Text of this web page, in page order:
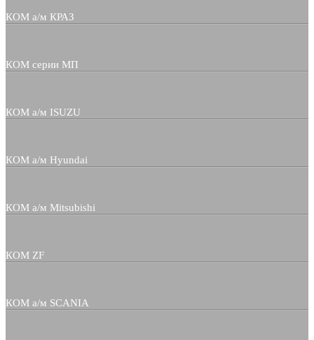
КОМ а/м КРАЗ
КОМ серии МП
КОМ а/м ISUZU
КОМ а/м Hyundai
КОМ а/м Mitsubishi
КОМ ZF
КОМ а/м SCANIA